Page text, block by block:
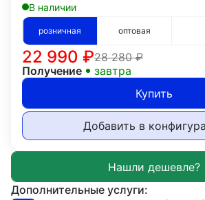
В наличии
розничная оптовая
28 280₽
22 990 ₽
Получение
завтра
Купить
Добавить в
Дополнительные услуги: